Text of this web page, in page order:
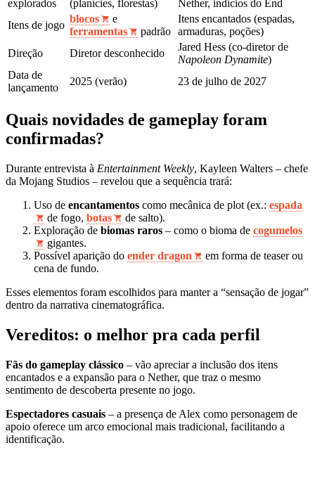
explorados (planícies, florestas)
Nether, indícios do End
Itens de jogo
blocos
e
ferramentas
padrão
Itens encantados (espadas,
armaduras, poções)
Direção
Diretor desconhecido
Jared Hess (co‑diretor de
Napoleon Dynamite)
Data de
lançamento
2025 (verão) 23 de julho de 2027
Quais novidades de gameplay foram
confirmadas?
Durante entrevista à Entertainment Weekly, Kayleen Walters – chefe
da Mojang Studios – revelou que a sequência trará:
Uso de encantamentos como mecânica de plot (ex.: espada
de fogo, botas
de salto).
Exploração de biomas raros – como o bioma de cogumelos
gigantes.
Possível aparição do ender dragon
em forma de teaser ou
cena de fundo.
Esses elementos foram escolhidos para manter a “sensação de jogar”
dentro da narrativa cinematográfica.
Vereditos: o melhor pra cada perfil
Fãs do gameplay clássico – vão apreciar a inclusão dos itens
encantados e a expansão para o Nether, que traz o mesmo
sentimento de descoberta presente no jogo.
Espectadores casuais – a presença de Alex como personagem de
apoio oferece um arco emocional mais tradicional, facilitando a
identificação.